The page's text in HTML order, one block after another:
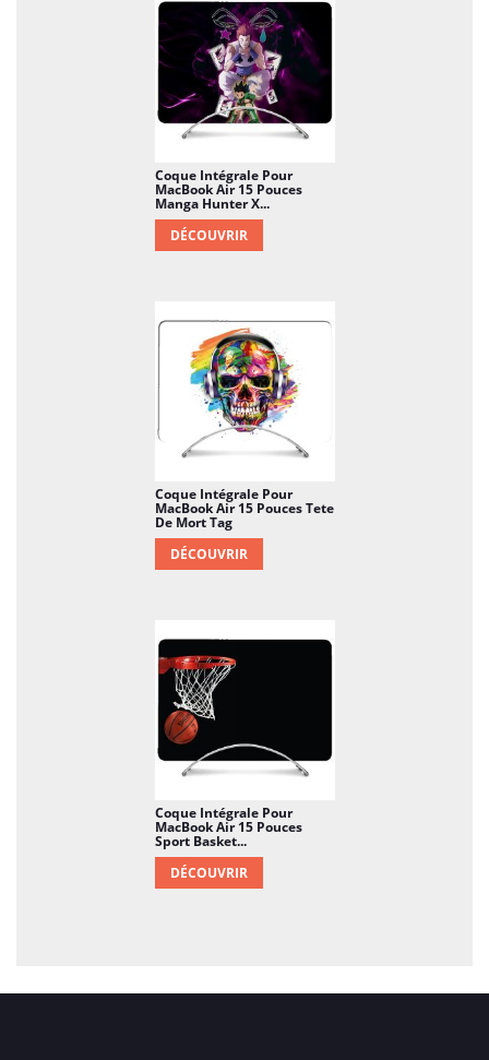
Coque Intégrale Pour
MacBook Air 15 Pouces
Manga Hunter X...
DÉCOUVRIR
Coque Intégrale Pour
MacBook Air 15 Pouces Tete
De Mort Tag
DÉCOUVRIR
Coque Intégrale Pour
MacBook Air 15 Pouces
Sport Basket...
DÉCOUVRIR